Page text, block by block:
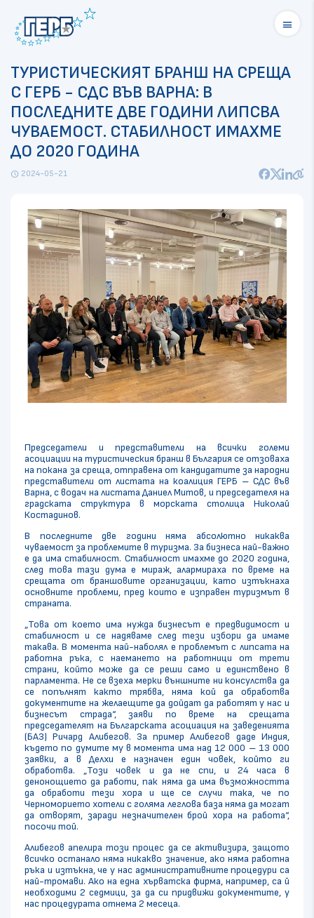
menu
ТУРИСТИЧЕСКИЯТ БРАНШ НА СРЕЩА
С ГЕРБ - СДС ВЪВ ВАРНА: В
ПОСЛЕДНИТЕ ДВЕ ГОДИНИ ЛИПСВА
ЧУВАЕМОСТ. СТАБИЛНОСТ ИМАХМЕ
ДО 2020 ГОДИНА
schedule 2024-05-21
Председатели и представители на всички големи
асоциации на туристическия бранш в България се отзоваха
на покана за среща, отправена от кандидатите за народни
представители от листата на коалиция ГЕРБ – СДС във
Варна, с водач на листата Даниел Митов, и председателя на
градската структура в морската столица Николай
Костадинов.
В последните две години няма абсолютно никаква
чуваемост за проблемите в туризма. За бизнеса най-важно
е да има стабилност. Стабилност имахме до 2020 година,
след това тази дума е мираж, алармираха по време на
срещата от браншовите организации, като изтъкнаха
основните проблеми, пред които е изправен туризмът в
страната.
„Това от което има нужда бизнесът е предвидимост и
стабилност и се надяваме след тези избори да имаме
такава. В момента най-наболял е проблемът с липсата на
работна ръка, с наемането на работници от трети
страни, който може да се реши само и единствено в
парламента. Не се взеха мерки външните ни консулства да
се попълнят както трябва, няма кой да обработва
документите на желаещите да дойдат да работят у нас и
бизнесът страда“, заяви по време на срещата
председателят на Българската асоциация на заведенията
(БАЗ) Ричард Алибегов. За пример Алибегов даде Индия,
където по думите му в момента има над 12 000 – 13 000
заявки, а в Делхи е назначен един човек, който ги
обработва. „Този човек и да не спи, и 24 часа в
денонощието да работи, пак няма да има възможността
да обработи тези хора и ще се случи така, че по
Черноморието хотели с голяма леглова база няма да могат
да отворят, заради незначителен брой хора на работа“,
посочи той.
Алибегов апелира този процес да се активизира, защото
всичко останало няма никакво значение, ако няма работна
ръка и изтъкна, че у нас административните процедури са
най-тромави. Ако на една хърватска фирма, например, са й
необходими 2 седмици, за да си придвижи документите, у
нас процедурата отнема 2 месеца.